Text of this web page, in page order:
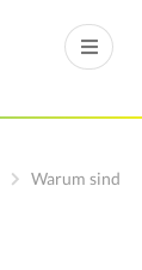
Warum sind